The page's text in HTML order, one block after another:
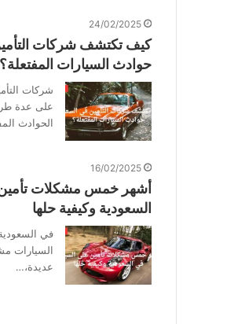
24/02/2025
كيف تكتشف شركات
حوادث السيارات المفتعلة؟
شركات
على عدة
الحوادث
16/02/2025
أشهر خمس مشكلات
السعودية وكيفية حلها
في
السيارات
عديدة،…